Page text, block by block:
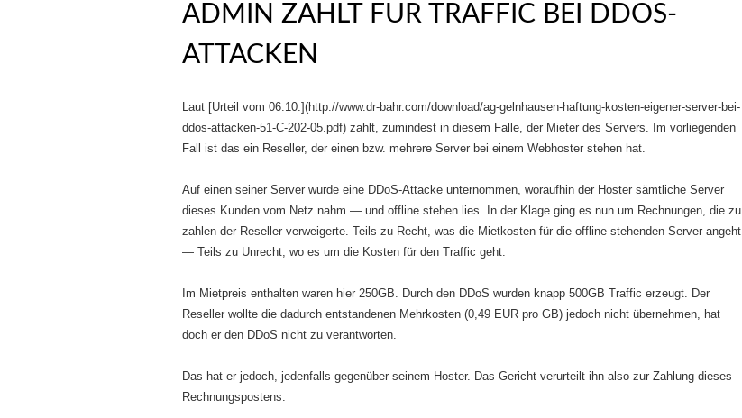
ADMIN ZAHLT FÜR TRAFFIC BEI DDOS-
ATTACKEN
Laut [Urteil vom 06.10.](http://www.dr-bahr.com/download/ag-gelnhausen-haftung-kosten-eigener-server-bei-
ddos-attacken-51-C-202-05.pdf) zahlt, zumindest in diesem Falle, der Mieter des Servers. Im vorliegenden
Fall ist das ein Reseller, der einen bzw. mehrere Server bei einem Webhoster stehen hat.
Auf einen seiner Server wurde eine DDoS-Attacke unternommen, woraufhin der Hoster sämtliche Server
dieses Kunden vom Netz nahm — und offline stehen lies. In der Klage ging es nun um Rechnungen, die zu
zahlen der Reseller verweigerte. Teils zu Recht, was die Mietkosten für die offline stehenden Server angeht
— Teils zu Unrecht, wo es um die Kosten für den Traffic geht.
Im Mietpreis enthalten waren hier 250GB. Durch den DDoS wurden knapp 500GB Traffic erzeugt. Der
Reseller wollte die dadurch entstandenen Mehrkosten (0,49 EUR pro GB) jedoch nicht übernehmen, hat
doch er den DDoS nicht zu verantworten.
Das hat er jedoch, jedenfalls gegenüber seinem Hoster. Das Gericht verurteilt ihn also zur Zahlung dieses
Rechnungspostens.